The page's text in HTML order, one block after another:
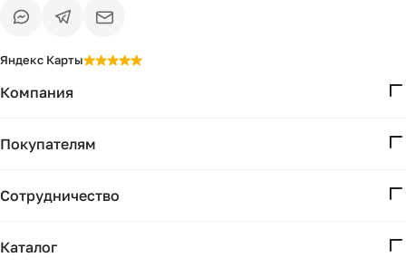
Компания
Проекты
Покупателям
Доставка и оплата
Сотрудничество
Бизнесу
Каталог
Яндекс Карты